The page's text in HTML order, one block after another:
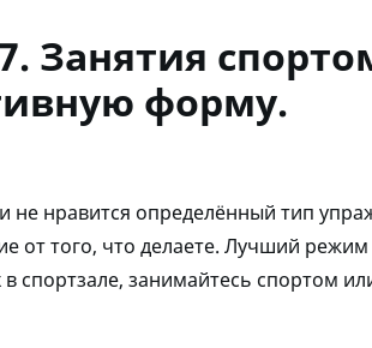
Занятия
форму.
не нравится определённый тип
от того, что делаете. Лучший
спортзале, занимайтесь спортом